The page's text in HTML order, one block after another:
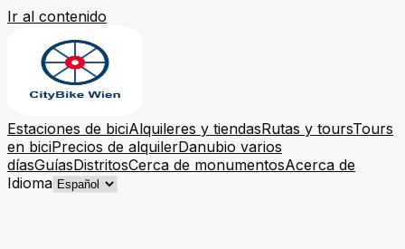
Ir al contenido
Estaciones de biciAlquileres y tiendasRutas y toursTours
en biciPrecios de alquilerDanubio varios
díasGuíasDistritosCerca de monumentosAcerca de
Idioma